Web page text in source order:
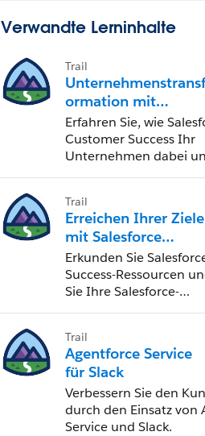
Verwandte Lerninhalte
Trail
Unternehmenstransf
ormation mit
Salesforce Customer
Success
Erfahren Sie, wie
Customer Success Ihr
Unternehmen dabei
industriellen
Trail
Erreichen Ihrer Ziele
mit Salesforce
Customer Success
Erkunden Sie
Success-Ressourcen
Sie Ihre Salesforce-
Trail
Agentforce Service
für Slack
Verbessern Sie den
durch den Einsatz von
Service und Slack.